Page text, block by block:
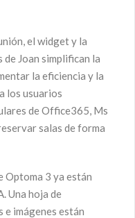
el widget y la
Joan simplifican la
la eficiencia y la
los usuarios
de Office365, Ms
salas de forma
Optoma 3 ya están
Una hoja de
imágenes están